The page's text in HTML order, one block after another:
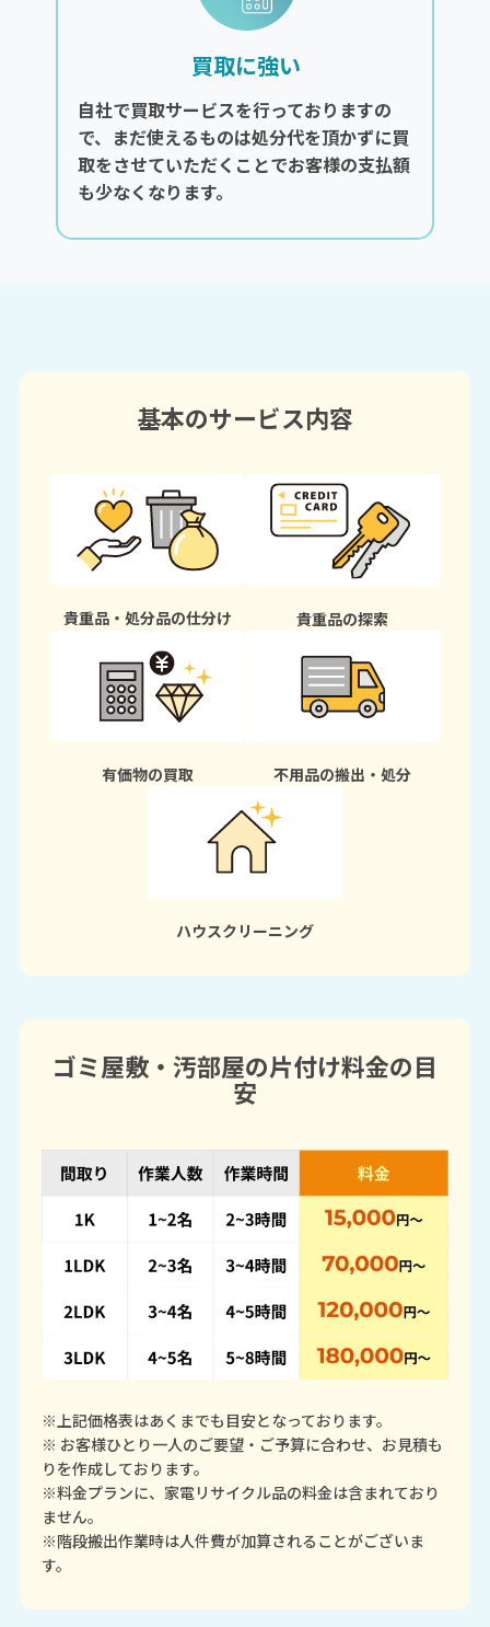
買取に強い
自社で買取サービスを行っておりますの
で、まだ使えるものは処分代を頂かずに買
取をさせていただくことでお客様の支払額
も少なくなります。
基本のサービス内容
貴重品・処分品の仕分け 貴重品の探索
有価物の買取 不用品の搬出・処分
ハウスクリーニング
ゴミ屋敷・汚部屋の片付け料金の目
安
※上記価格表はあくまでも目安となっております。
※ お客様ひとり一人のご要望・ご予算に合わせ、お見積も
りを作成しております。
※料金プランに、家電リサイクル品の料金は含まれており
ません。
※階段搬出作業時は人件費が加算されることがございま
す。